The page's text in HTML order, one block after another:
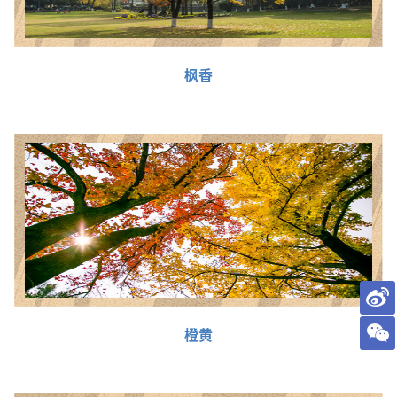
枫香
橙黄